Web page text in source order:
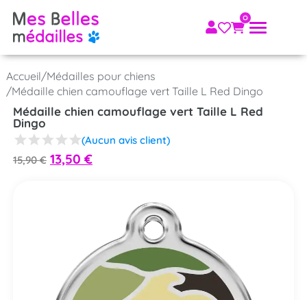
Accueil/Médailles pour chiens
/Médaille chien camouflage vert Taille L Red Dingo
Médaille chien camouflage vert Taille L Red
Dingo
(Aucun avis client)
15,90€ 13,50 €